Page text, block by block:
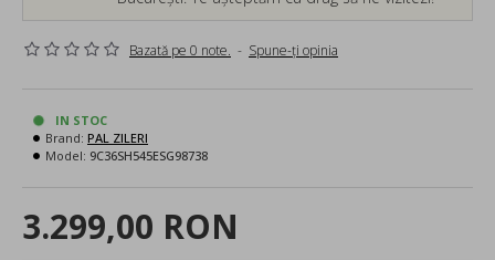
Bazată pe 0 note. - Spune-ţi opinia
3.299,00 RON
IN STOC
Brand: PAL ZILERI
Model: 9C36SH545ESG98738